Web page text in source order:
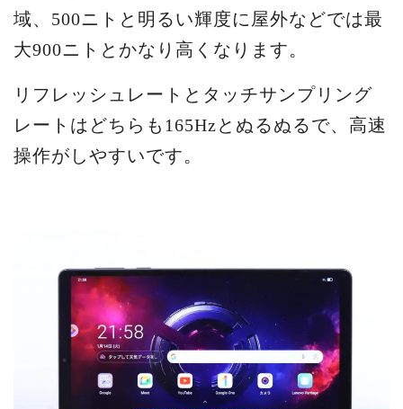
域、500ニトと明るい輝度に屋外などでは最
大900ニトとかなり高くなります。
リフレッシュレートとタッチサンプリング
レートはどちらも165Hzとぬるぬるで、高速
操作がしやすいです。